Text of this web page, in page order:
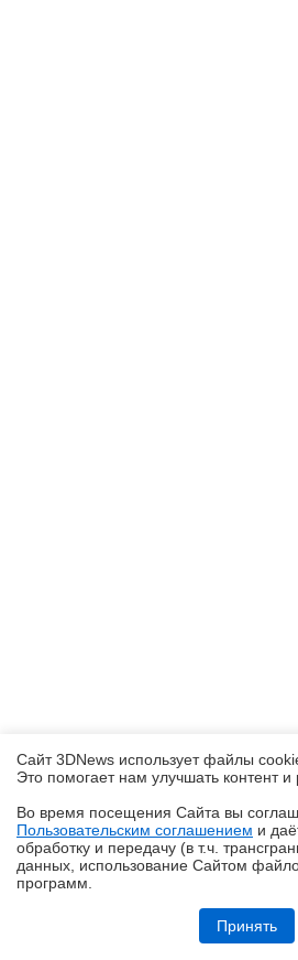
Обзор системы жидкостного охлаждения
360: экран-водопад теперь и на СЖО
Сайт 3DNews использует файлы
Это помогает нам улучшать контент и
Во время посещения Cайта вы
Пользовательским соглашением и
обработку и передачу (в т.ч.
данных, использование Cайтом
программ.
Принять